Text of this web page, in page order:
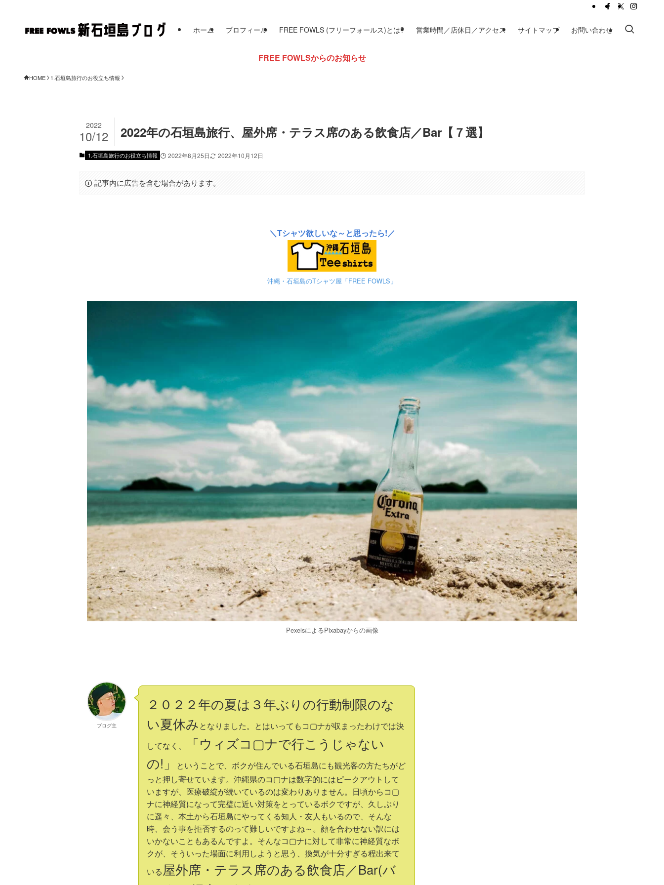
ホーム プロフィール FREE FOWLS (フリーフォールス)とは? 営業時間／店休日／アクセス サイトマップ お問い合わせ
FREE FOWLSからのお知らせ
HOME 1.石垣島旅行のお役立ち情報
2022年の石垣島旅行、屋外席・テラス席のある飲食店／Bar【７選】
2022
10/12
1.石垣島旅行のお役立ち情報 2022年8月25日 2022年10月12日
記事内に広告を含む場合があります。
＼Tシャツ欲しいな～と思ったら!／
沖縄・石垣島のTシャツ屋「FREE FOWLS」
PexelsによるPixabayからの画像
ブログ主
２０２２年の夏は３年ぶりの行動制限のな
い夏休みとなりました。とはいってもコ▢ナが収まったわけでは決
してなく、
「ウィズコ▢ナで行こうじゃない
の!」
ということで、ボクが住んでいる石垣島にも観光客の方たちがど
っと押し寄せています。沖縄県のコ▢ナは数字的にはピークアウトして
いますが、医療破綻が続いているのは変わりありません。日頃からコ▢
ナに神経質になって完璧に近い対策をとっているボクですが、久しぶり
に遥々、本土から石垣島にやってくる知人・友人もいるので、そんな
時、会う事を拒否するのって難しいですよね～。顔を合わせない訳には
いかないこともあるんですよ。そんなコ▢ナに対して非常に神経質なボ
クが、そういった場面に利用しようと思う、換気が十分すぎる程出来て
いる 屋外席・テラス席のある飲食店／Bar(バ